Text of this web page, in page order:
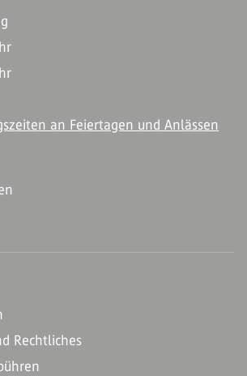
an Feiertagen und Anlässen
Rechtliches